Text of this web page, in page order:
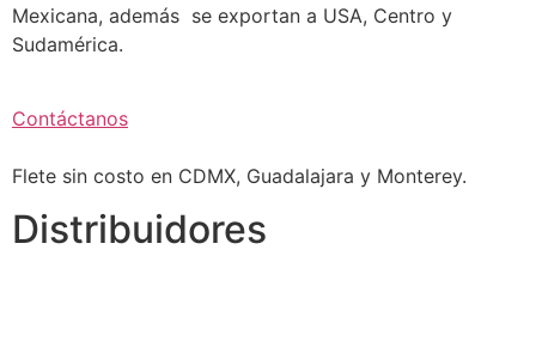
Mexicana, además se exportan a USA, Centro y
Sudamérica.
Contáctanos
Flete sin costo en CDMX, Guadalajara y Monterey.
Distribuidores